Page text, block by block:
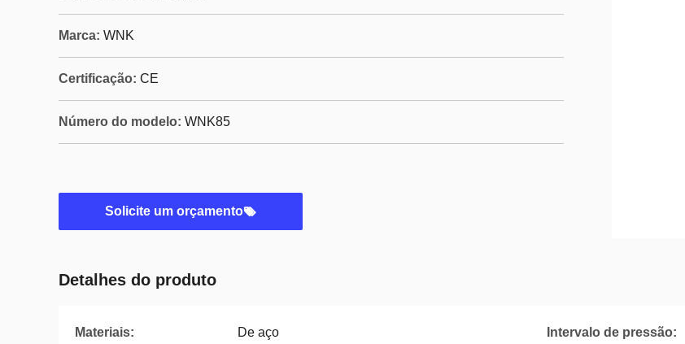
Marca: WNK
Certificação: CE
Número do modelo: WNK85
Solicite um orçamento
Detalhes do produto
Materiais: De aço Intervalo de pressão: